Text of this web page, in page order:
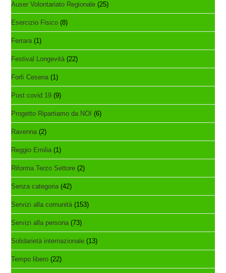
Auser Volontariato Regionale (25)
Esercizio Fisico (8)
Ferrara (1)
Festival Longevità (22)
Forlì Cesena (1)
Post covid 19 (9)
Progetto Ripartiamo da NOI (6)
Ravenna (2)
Reggio Emilia (1)
Riforma Terzo Settore (2)
Senza categoria (42)
Servizi alla comunità (153)
Servizi alla persona (73)
Solidarietà internazionale (13)
Tempo libero (22)